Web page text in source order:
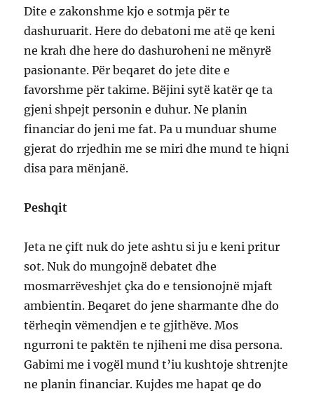
Dite e zakonshme kjo e sotmja për te
dashuruarit. Here do debatoni me atë qe keni
ne krah dhe here do dashuroheni ne mënyrë
pasionante. Për beqaret do jete dite e
favorshme për takime. Bëjini sytë katër qe ta
gjeni shpejt personin e duhur. Ne planin
financiar do jeni me fat. Pa u munduar shume
gjerat do rrjedhin me se miri dhe mund te hiqni
disa para mënjanë.
Peshqit
Jeta ne çift nuk do jete ashtu si ju e keni pritur
sot. Nuk do mungojnë debatet dhe
mosmarrëveshjet çka do e tensionojnë mjaft
ambientin. Beqaret do jene sharmante dhe do
tërheqin vëmendjen e te gjithëve. Mos
ngurroni te paktën te njiheni me disa persona.
Gabimi me i vogël mund t’iu kushtoje shtrenjte
ne planin financiar. Kujdes me hapat qe do